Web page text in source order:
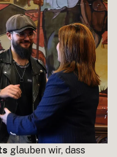
glauben wir, dass